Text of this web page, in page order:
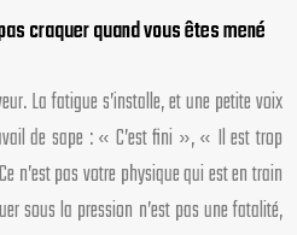
craquer quand vous êtes mené
La fatigue s’installe, et une petite voix
de sape : « C’est fini », « Il est trop
n’est pas votre physique qui est en train
sous la pression n’est pas une fatalité,